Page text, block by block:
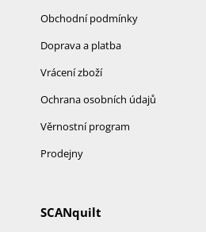
Obchodní podmínky
Doprava a platba
Vrácení zboží
Ochrana osobních údajů
Věrnostní program
Prodejny
SCANquilt